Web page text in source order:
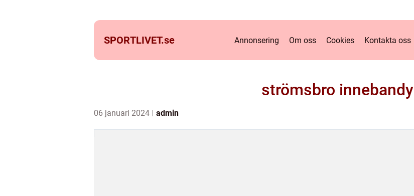
SPORTLIVET.se Annonsering Om oss Cookies Kontakta oss
strömsbro innebandy
06 januari 2024 admin